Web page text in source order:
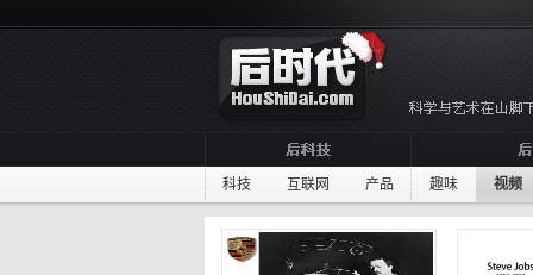
科技 互联网 产品 趣味 视频